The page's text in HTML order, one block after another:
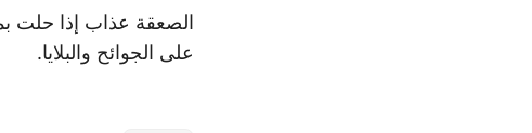
الصعقة عذاب إذا حلت
على الجوائح والبلايا.